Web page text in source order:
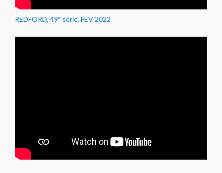
REDFORD, 49° série, FEV 2022